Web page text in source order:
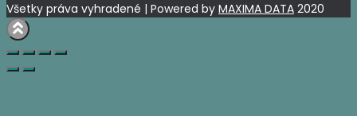
Všetky práva vyhradené | Powered by MAXIMA DATA 2020